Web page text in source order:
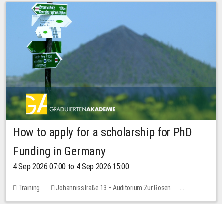
How to apply for a scholarship for PhD
Funding in Germany
4 Sep 2026 07:00 to 4 Sep 2026 15:00
Training
Johannisstraße 13 – Auditorium Zur Rosen
7 places
10.00 EUR